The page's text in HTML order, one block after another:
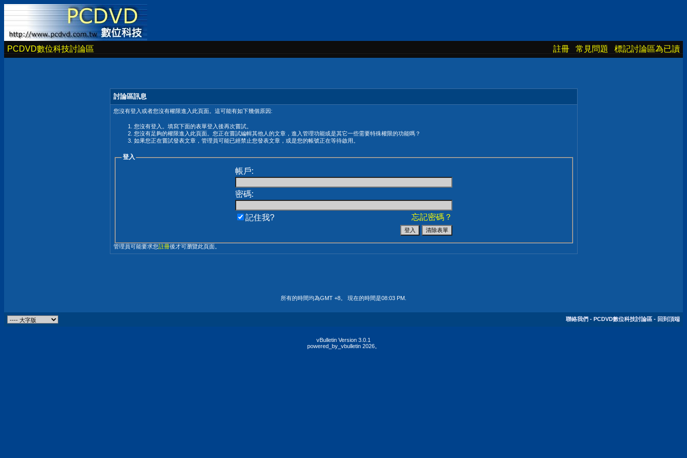
PCDVD數位科技討論區 註冊 常見問題 標記討論區為已讀
討論區訊息
您沒有登入或者您沒有權限進入此頁面。這可能有如下幾個原因:
您沒有登入。填寫下面的表單登入後再次嘗試。
您沒有足夠的權限進入此頁面。您正在嘗試編輯其他人的文章，進入管理功能或是其它一些需要特殊權限的功能嗎？
如果您正在嘗試發表文章，管理員可能已經禁止您發表文章，或是您的帳號正在等待啟用。
登入
帳戶:
密碼:
忘記密碼？
記住我?
管理員可能要求您註冊後才可瀏覽此頁面。
所有的時間均為GMT +8。 現在的時間是08:03 PM
聯絡我們 - PCDVD數位科技討論區 - 回到頂端
vBulletin Version 3.0.1
powered_by_vbulletin 2026。